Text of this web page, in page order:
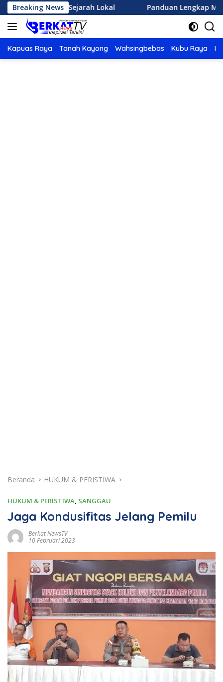
Langsung
ke
konten
Breaking News
Sejarah Lokal Panduan Lengkap Memulai
Kapuas Raya Tanah Kayong Wahsingbebas Kubu Raya
Beranda HUKUM & PERISTIWA
HUKUM & PERISTIWA, SANGGAU
Jaga Kondusifitas Jelang Pemilu
Berkat NewsTV
10 Februari 2023